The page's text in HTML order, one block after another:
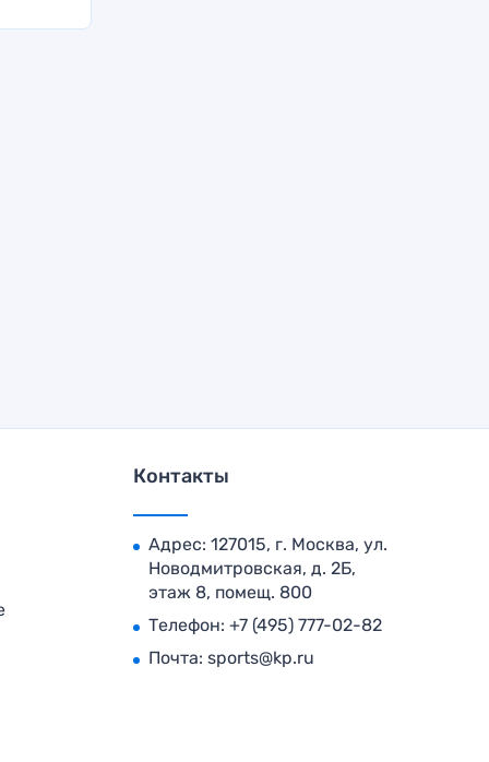
Контакты
Адрес: 127015, г. Москва, ул.
Новодмитровская, д. 2Б,
этаж 8, помещ. 800
Телефон: +7 (495) 777-02-82
Почта: sports@kp.ru